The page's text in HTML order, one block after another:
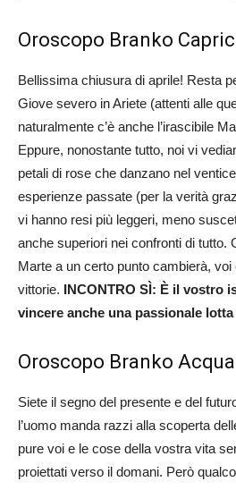
Oroscopo Branko
Bellissima chiusura di aprile! Resta
Giove severo in Ariete (attenti alle
naturalmente c’è anche l’irascibile
Eppure, nonostante tutto, noi vi
petali di rose che danzano nel
esperienze passate (per la verità
vi hanno resi più leggeri, meno
anche superiori nei confronti di tutto.
Marte a un certo punto cambierà,
vittorie. INCONTRO SÌ: È il vostro
vincere anche una passionale
Oroscopo Branko
Siete il segno del presente e del
l’uomo manda razzi alla scoperta
pure voi e le cose della vostra vita
proiettati verso il domani. Però